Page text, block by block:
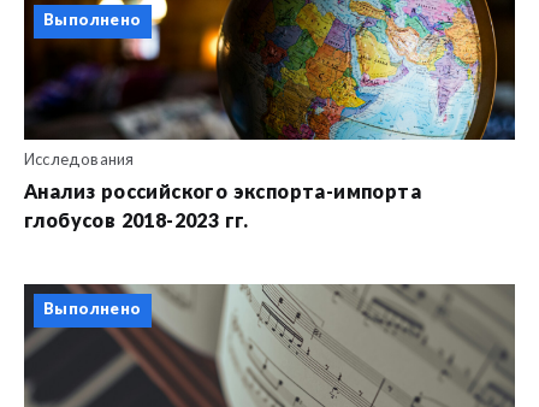
Выполнено
Исследования
Анализ российского экспорта-импорта
глобусов 2018-2023 гг.
Выполнено